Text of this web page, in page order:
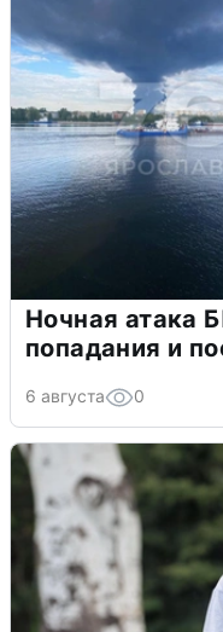
Ночная атака
попадания и
6 августа 0